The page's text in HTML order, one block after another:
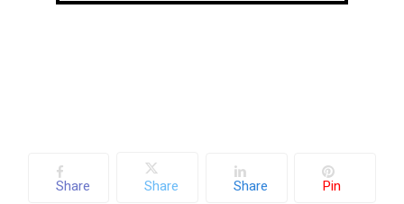
Retourner à la
librairie
Share Share Share Pin